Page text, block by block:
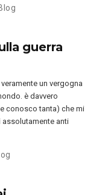
guerra
un vergogna
è davvero
conosco tanta) che mi
anti